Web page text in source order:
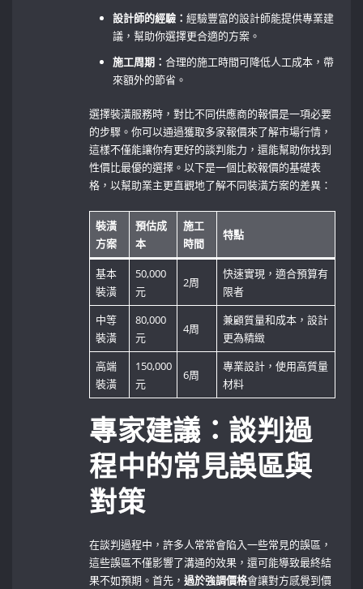
設計師的經驗：經驗豐富的設計師能提供專業建
議，幫助你選擇更合適的方案。
施工周期：合理的施工時間可降低人工成本，帶
來額外的節省。
選擇裝潢服務時，對比不同供應商的報價是一項必要
的步驟。你可以通過獲取多家報價來了解市場行情，
這樣不僅能讓你有更好的談判能力，還能幫助你找到
性價比最優的選擇。以下是一個比較報價的基礎表
格，以幫助業主更直觀地了解不同裝潢方案的差異：
裝潢
方案
預估成
本
施工
時間
特點
基本
裝潢
50,000
元
2周
快速實現，適合預算有
限者
中等
裝潢
80,000
元
4周
兼顧質量和成本，設計
更為精緻
高端
裝潢
150,000
元
6周
專業設計，使用高質量
材料
專家建議：談判過
程中的常見誤區與
對策
在談判過程中，許多人常常會陷入一些常見的誤區，
這些誤區不僅影響了溝通的效果，還可能導致最終結
果不如預期。首先，過於強調價格會讓對方感覺到價